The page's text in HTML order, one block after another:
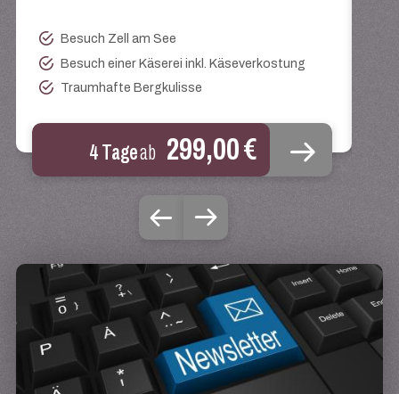
Besuch Zell am See
Besuch einer Käserei inkl. Käseverkostung
Traumhafte Bergkulisse
4 Tageab 299,00 €